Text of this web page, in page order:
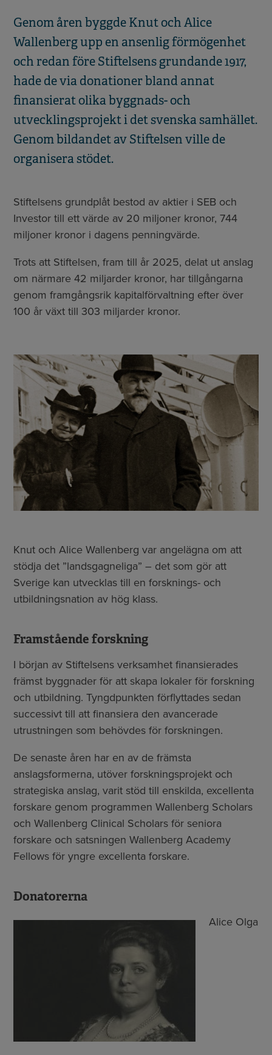
Genom åren byggde Knut och Alice
Wallenberg upp en ansenlig förmögenhet
och redan före Stiftelsens grundande 1917,
hade de via donationer bland annat
finansierat olika byggnads- och
utvecklingsprojekt i det svenska samhället.
Genom bildandet av Stiftelsen ville de
organisera stödet.
Stiftelsens grundplåt bestod av aktier i SEB och
Investor till ett värde av 20 miljoner kronor, 744
miljoner kronor i dagens penningvärde.
Trots att Stiftelsen, fram till år 2025, delat ut anslag
om närmare 42 miljarder kronor, har tillgångarna
genom framgångsrik kapitalförvaltning efter över
100 år växt till 303 miljarder kronor.
Knut och Alice Wallenberg var angelägna om att
stödja det ”landsgagneliga” – det som gör att
Sverige kan utvecklas till en forsknings- och
utbildningsnation av hög klass.
Framstående forskning
I början av Stiftelsens verksamhet finansierades
främst byggnader för att skapa lokaler för forskning
och utbildning. Tyngdpunkten förflyttades sedan
successivt till att finansiera den avancerade
utrustningen som behövdes för forskningen.
De senaste åren har en av de främsta
anslagsformerna, utöver forskningsprojekt och
strategiska anslag, varit stöd till enskilda, excellenta
forskare genom programmen Wallenberg Scholars
och Wallenberg Clinical Scholars för seniora
forskare och satsningen Wallenberg Academy
Fellows för yngre excellenta forskare.
Donatorerna
Alice Olga